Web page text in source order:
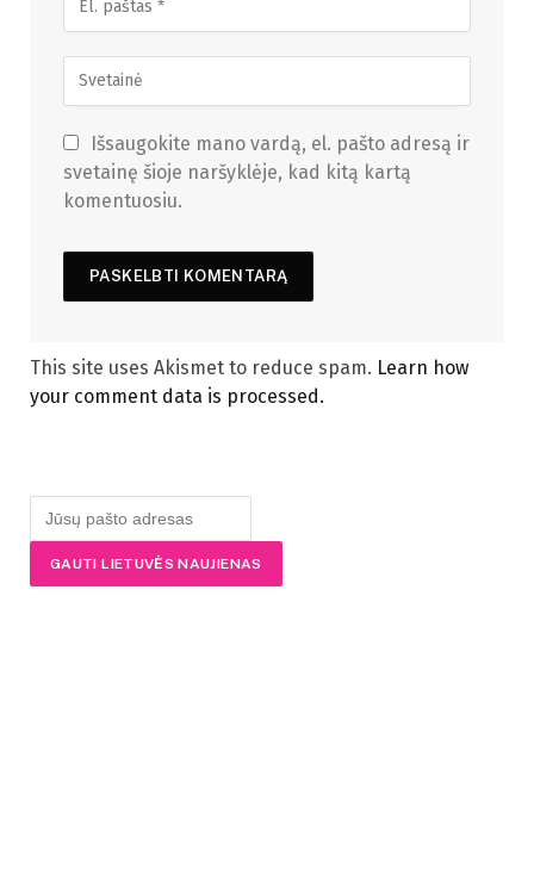
Išsaugokite mano vardą, el. pašto adresą ir
svetainę šioje naršyklėje, kad kitą kartą
komentuosiu.
This site uses Akismet to reduce spam. Learn how
your comment data is processed.